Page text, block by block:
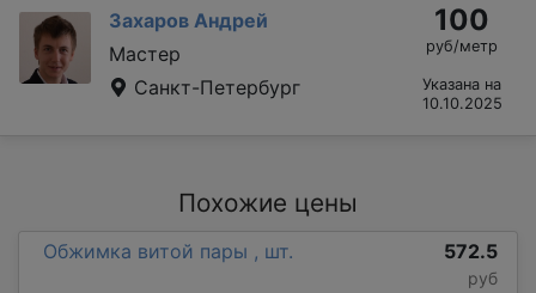
Захаров Андрей
Мастер
Санкт-Петербург
100
руб/метр
Указана на
10.10.2025
Похожие цены
Обжимка витой пары , шт. 572.5
руб